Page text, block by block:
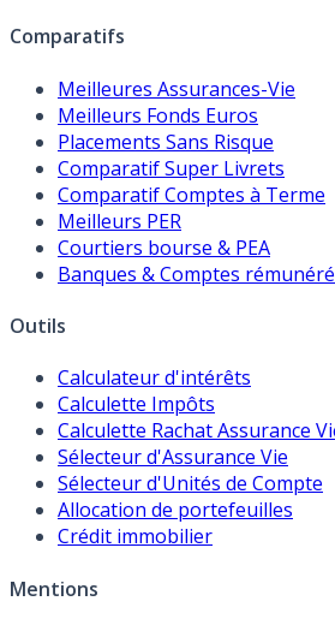
Comparatifs
Meilleures Assurances-Vie
Meilleurs Fonds Euros
Placements Sans Risque
Comparatif Super Livrets
Comparatif Comptes à Terme
Meilleurs PER
Courtiers bourse & PEA
Banques & Comptes
Outils
Calculateur d'intérêts
Calculette Impôts
Calculette Rachat Assurance
Sélecteur d'Assurance Vie
Sélecteur d'Unités de Compte
Allocation de portefeuilles
Crédit immobilier
Mentions